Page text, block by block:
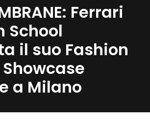
Ferrari
School
il suo Fashion
a Milano